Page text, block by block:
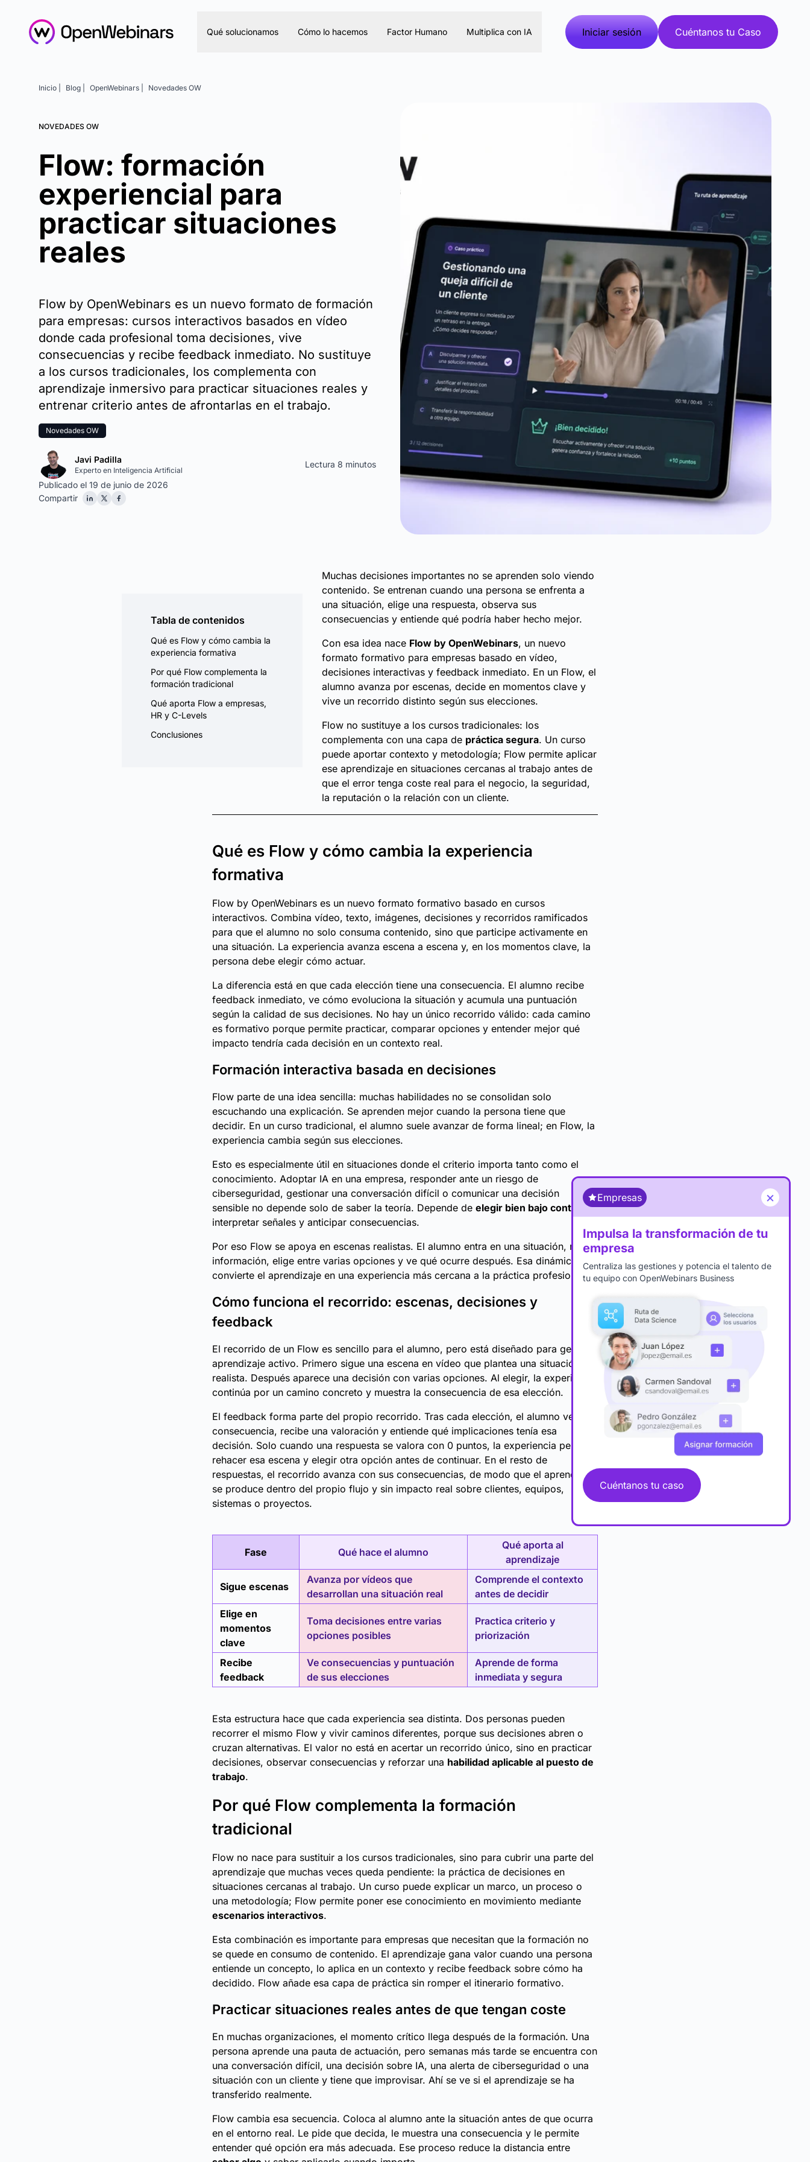
Qué solucionamos Cómo lo hacemos Factor Humano Multiplica con IA Iniciar sesión Cuéntanos tu Caso
Inicio | Blog | OpenWebinars | Novedades OW
NOVEDADES OW
Flow: formación
experiencial para
practicar situaciones
reales
Flow by OpenWebinars es un nuevo formato de formación
para empresas: cursos interactivos basados en vídeo
donde cada profesional toma decisiones, vive
consecuencias y recibe feedback inmediato. No sustituye
a los cursos tradicionales, los complementa con
aprendizaje inmersivo para practicar situaciones reales y
entrenar criterio antes de afrontarlas en el trabajo.
Novedades OW
Javi Padilla
Experto en Inteligencia Artificial
Lectura 8 minutos
Publicado el 19 de junio de 2026
Compartir
Tabla de contenidos
Qué es Flow y cómo cambia la
experiencia formativa
Por qué Flow complementa la
formación tradicional
Qué aporta Flow a empresas,
HR y C-Levels
Conclusiones
Muchas decisiones importantes no se aprenden solo viendo
contenido. Se entrenan cuando una persona se enfrenta a
una situación, elige una respuesta, observa sus
consecuencias y entiende qué podría haber hecho mejor.
Con esa idea nace Flow by OpenWebinars, un nuevo
formato formativo para empresas basado en vídeo,
decisiones interactivas y feedback inmediato. En un Flow, el
alumno avanza por escenas, decide en momentos clave y
vive un recorrido distinto según sus elecciones.
Flow no sustituye a los cursos tradicionales: los
complementa con una capa de práctica segura. Un curso
puede aportar contexto y metodología; Flow permite aplicar
ese aprendizaje en situaciones cercanas al trabajo antes de
que el error tenga coste real para el negocio, la seguridad,
la reputación o la relación con un cliente.
Qué es Flow y cómo cambia la experiencia
formativa
Flow by OpenWebinars es un nuevo formato formativo basado en cursos
interactivos. Combina vídeo, texto, imágenes, decisiones y recorridos ramificados
para que el alumno no solo consuma contenido, sino que participe activamente en
una situación. La experiencia avanza escena a escena y, en los momentos clave, la
persona debe elegir cómo actuar.
La diferencia está en que cada elección tiene una consecuencia. El alumno recibe
feedback inmediato, ve cómo evoluciona la situación y acumula una puntuación
según la calidad de sus decisiones. No hay un único recorrido válido: cada camino
es formativo porque permite practicar, comparar opciones y entender mejor qué
impacto tendría cada decisión en un contexto real.
Formación interactiva basada en decisiones
Flow parte de una idea sencilla: muchas habilidades no se consolidan solo
escuchando una explicación. Se aprenden mejor cuando la persona tiene que
decidir. En un curso tradicional, el alumno suele avanzar de forma lineal; en Flow, la
experiencia cambia según sus elecciones.
Esto es especialmente útil en situaciones donde el criterio importa tanto como el
conocimiento. Adoptar IA en una empresa, responder ante un riesgo de
ciberseguridad, gestionar una conversación difícil o comunicar una decisión
sensible no depende solo de saber la teoría. Depende de elegir bien bajo contexto,
interpretar señales y anticipar consecuencias.
Por eso Flow se apoya en escenas realistas. El alumno entra en una situación, recibe
información, elige entre varias opciones y ve qué ocurre después. Esa dinámica
convierte el aprendizaje en una experiencia más cercana a la práctica profesional.
Cómo funciona el recorrido: escenas, decisiones y
feedback
El recorrido de un Flow es sencillo para el alumno, pero está diseñado para generar
aprendizaje activo. Primero sigue una escena en vídeo que plantea una situación
realista. Después aparece una decisión con varias opciones. Al elegir, la experiencia
continúa por un camino concreto y muestra la consecuencia de esa elección.
El feedback forma parte del propio recorrido. Tras cada elección, el alumno ve una
consecuencia, recibe una valoración y entiende qué implicaciones tenía esa
decisión. Solo cuando una respuesta se valora con 0 puntos, la experiencia permite
rehacer esa escena y elegir otra opción antes de continuar. En el resto de
respuestas, el recorrido avanza con sus consecuencias, de modo que el aprendizaje
se produce dentro del propio flujo y sin impacto real sobre clientes, equipos,
sistemas o proyectos.
Fase Qué hace el alumno
Qué aporta al
aprendizaje
Sigue escenas
Avanza por vídeos que
desarrollan una situación real
Comprende el contexto
antes de decidir
Elige en
momentos
clave
Toma decisiones entre varias
opciones posibles
Practica criterio y
priorización
Recibe
feedback
Ve consecuencias y puntuación
de sus elecciones
Aprende de forma
inmediata y segura
Esta estructura hace que cada experiencia sea distinta. Dos personas pueden
recorrer el mismo Flow y vivir caminos diferentes, porque sus decisiones abren o
cruzan alternativas. El valor no está en acertar un recorrido único, sino en practicar
decisiones, observar consecuencias y reforzar una habilidad aplicable al puesto de
trabajo.
Por qué Flow complementa la formación
tradicional
Flow no nace para sustituir a los cursos tradicionales, sino para cubrir una parte del
aprendizaje que muchas veces queda pendiente: la práctica de decisiones en
situaciones cercanas al trabajo. Un curso puede explicar un marco, un proceso o
una metodología; Flow permite poner ese conocimiento en movimiento mediante
escenarios interactivos.
Esta combinación es importante para empresas que necesitan que la formación no
se quede en consumo de contenido. El aprendizaje gana valor cuando una persona
entiende un concepto, lo aplica en un contexto y recibe feedback sobre cómo ha
decidido. Flow añade esa capa de práctica sin romper el itinerario formativo.
Practicar situaciones reales antes de que tengan coste
En muchas organizaciones, el momento crítico llega después de la formación. Una
persona aprende una pauta de actuación, pero semanas más tarde se encuentra con
una conversación difícil, una decisión sobre IA, una alerta de ciberseguridad o una
situación con un cliente y tiene que improvisar. Ahí se ve si el aprendizaje se ha
transferido realmente.
Flow cambia esa secuencia. Coloca al alumno ante la situación antes de que ocurra
en el entorno real. Le pide que decida, le muestra una consecuencia y le permite
entender qué opción era más adecuada. Ese proceso reduce la distancia entre
Empresas ×
Impulsa la transformación de tu
empresa
Centraliza las gestiones y potencia el talento de
tu equipo con OpenWebinars Business
Cuéntanos tu caso